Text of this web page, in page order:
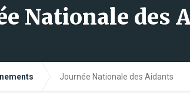
Nationale des
Journée Nationale des Aidants